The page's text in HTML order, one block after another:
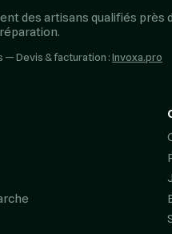
des artisans qualifiés près
— Devis & facturation :Invoxa.pro